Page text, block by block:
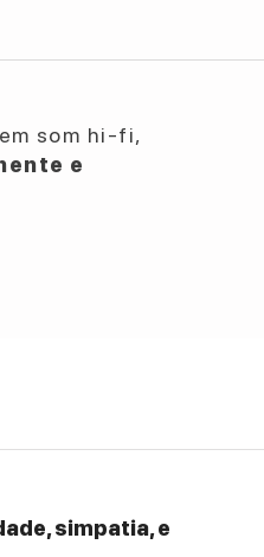
som hi-fi,
e
simpatia, e